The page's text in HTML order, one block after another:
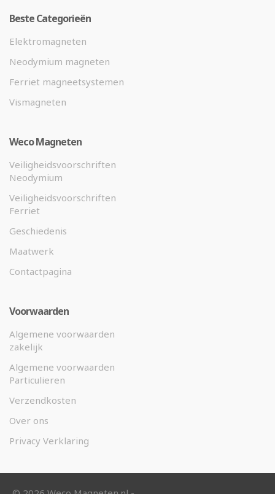
Beste Categorieën
Elektromagneten
Neodymium magneten
Ferriet magneetsystemen
Vismagneten
Weco Magneten
Veiligheidsvoorschriften
Neodymium
Veiligheidsvoorschriften
Ferriet
Geschiedenis
Maatwerk
Contactpagina
Voorwaarden
Algemene voorwaarden
zakelijk
Algemene voorwaarden
Particulieren
Verzendkosten
Over ons
Privacy Verklaring